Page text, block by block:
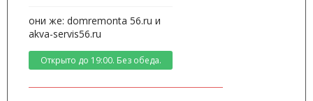
они же: domremonta 56.ru и
akva-servis56.ru
Открыто до 19:00. Без обеда.